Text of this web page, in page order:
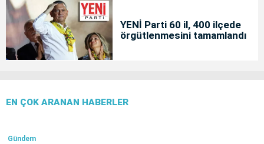
YENİ Parti 60 il, 400 ilçede
örgütlenmesini tamamlandı
EN ÇOK ARANAN HABERLER
Gündem